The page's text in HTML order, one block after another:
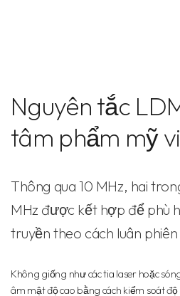
Nguyên tắc
tâm phẩm mỹ
Thông qua 10 MHz, hai
MHz được kết hợp để phù
truyền theo cách luân
Không giống như các tia laser hoặc
âm mật độ cao bằng cách kiểm soát